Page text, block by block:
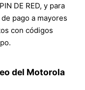
DE RED, y para
pago a mayores
con códigos
del Motorola